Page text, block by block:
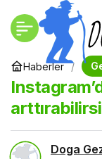
Haberler
Doga
Instagram’da
takipçilerinizi
arttırabilirsiniz?